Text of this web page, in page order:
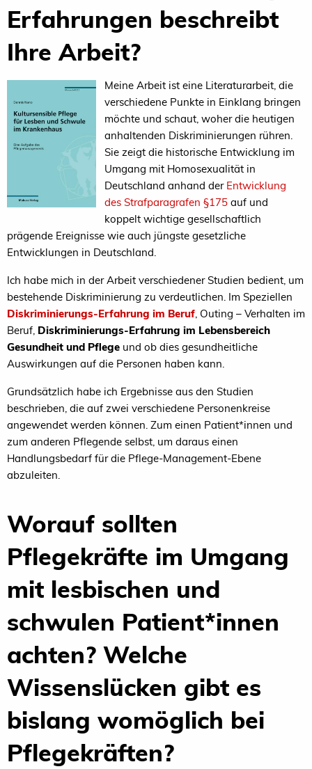
Erfahrungen beschreibt
Ihre Arbeit?
Meine Arbeit ist eine Literaturarbeit, die
verschiedene Punkte in Einklang bringen
möchte und schaut, woher die heutigen
anhaltenden Diskriminierungen rühren.
Sie zeigt die historische Entwicklung im
Umgang mit Homosexualität in
Deutschland anhand der Entwicklung
des Strafparagrafen §175 auf und
koppelt wichtige gesellschaftlich
prägende Ereignisse wie auch jüngste gesetzliche
Entwicklungen in Deutschland.
Ich habe mich in der Arbeit verschiedener Studien bedient, um
bestehende Diskriminierung zu verdeutlichen. Im Speziellen
Diskriminierungs-Erfahrung im Beruf, Outing – Verhalten im
Beruf, Diskriminierungs-Erfahrung im Lebensbereich
Gesundheit und Pflege und ob dies gesundheitliche
Auswirkungen auf die Personen haben kann.
Grundsätzlich habe ich Ergebnisse aus den Studien
beschrieben, die auf zwei verschiedene Personenkreise
angewendet werden können. Zum einen Patient*innen und
zum anderen Pflegende selbst, um daraus einen
Handlungsbedarf für die Pflege-Management-Ebene
abzuleiten.
Worauf sollten
Pflegekräfte im Umgang
mit lesbischen und
schwulen Patient*innen
achten? Welche
Wissenslücken gibt es
bislang womöglich bei
Pflegekräften?